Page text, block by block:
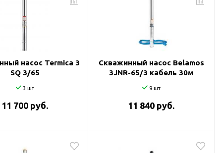
насос Termica 3
SQ 3/65
3 шт
11 700 руб.
Скважинный насос Belamos
3JNR-65/3 кабель 30м
9 шт
11 840 руб.